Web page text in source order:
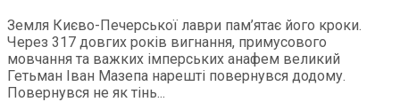
Земля Києво-Печерської лаври пам’ятає його кроки.
Через 317 довгих років вигнання, примусового
мовчання та важких імперських анафем великий
Гетьман Іван Мазепа нарешті повернувся додому.
Повернувся не як тінь...